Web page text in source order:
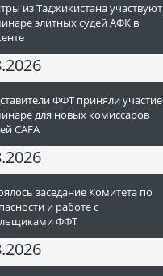
из Таджикистана участвуют
элитных судей АФК в
ФФТ приняли участие
для новых комиссаров
CAFA
заседание Комитета по
и работе с
ФФТ